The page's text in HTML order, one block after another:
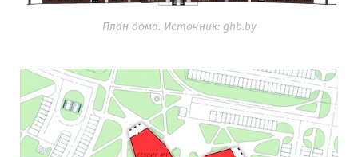
План дома. Источник: ghb.by